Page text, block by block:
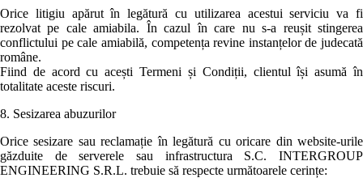
Orice litigiu apărut în legătură cu utilizarea acestui serviciu va fi
rezolvat pe cale amiabila. În cazul în care nu s-a reușit stingerea
conflictului pe cale amiabilă, competența revine instanțelor de judecată
române.
Fiind de acord cu acești Termeni și Condiții, clientul își asumă în
totalitate aceste riscuri.
8. Sesizarea abuzurilor
Orice sesizare sau reclamație în legătură cu oricare din website-urile
găzduite de serverele sau infrastructura S.C. INTERGROUP
ENGINEERING S.R.L. trebuie să respecte următoarele cerințe: